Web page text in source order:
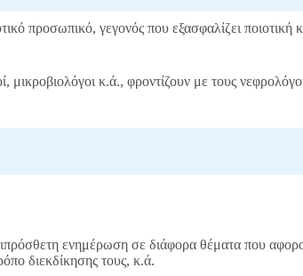
προσωπικό, γεγονός που εξασφαλίζει ποιοτική
μικροβιολόγοι κ.ά., φροντίζουν με τους
ενημέρωση σε διάφορα θέματα που
διεκδίκησης τους, κ.ά.